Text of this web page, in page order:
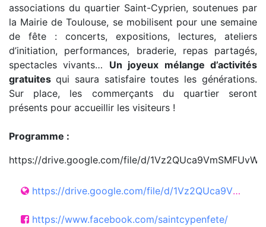
associations du quartier Saint-Cyprien, soutenues par
la Mairie de Toulouse, se mobilisent pour une semaine
de fête : concerts, expositions, lectures, ateliers
d’initiation, performances, braderie, repas partagés,
spectacles vivants… Un joyeux mélange d’activités
gratuites qui saura satisfaire toutes les générations.
Sur place, les commerçants du quartier seront
présents pour accueillir les visiteurs !
Programme :
https://drive.google.com/file/d/
https://drive.google.com/file/d/1Vz2QUca9VmSMFUvWFiPpOUnQMJgrSfrY/view
https://www.facebook.com/saintcypenfete/